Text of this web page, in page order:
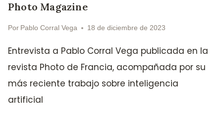
Photo Magazine
Por Pablo Corral Vega 18 de diciembre de 2023
Entrevista a Pablo Corral Vega publicada en la
revista Photo de Francia, acompañada por su
más reciente trabajo sobre inteligencia
artificial